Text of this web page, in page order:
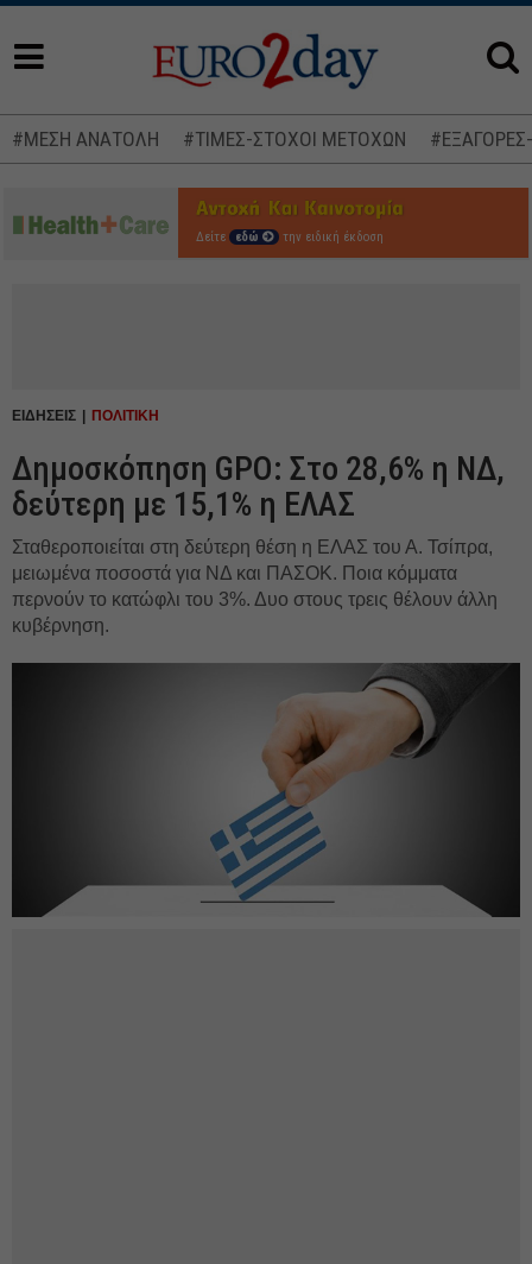
#ΜΕΣΗ ΑΝΑΤΟΛΗ #ΤΙΜΕΣ-ΣΤΟΧΟΙ ΜΕΤΟΧΩΝ
Δείτε εδώ την ειδική έκδοση
ΕΙΔΗΣΕΙΣ ΠΟΛΙΤΙΚΗ
Δημοσκόπηση GPO: Στο 28,6% η ΝΔ,
δεύτερη με 15,1% η ΕΛΑΣ
Σταθεροποιείται στη δεύτερη θέση η ΕΛΑΣ του Α. Τσίπρα,
μειωμένα ποσοστά για ΝΔ και ΠΑΣΟΚ. Ποια κόμματα
περνούν το κατώφλι του 3%. Δυο στους τρεις θέλουν άλλη
κυβέρνηση.